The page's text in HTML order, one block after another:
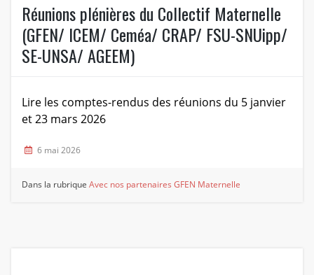
Réunions plénières du Collectif Maternelle
(GFEN/ ICEM/ Ceméa/ CRAP/ FSU-SNUipp/
SE-UNSA/ AGEEM)
Lire les comptes-rendus des réunions du 5 janvier
et 23 mars 2026
6 mai 2026
Dans la rubriqueAvec nos partenaires GFEN Maternelle